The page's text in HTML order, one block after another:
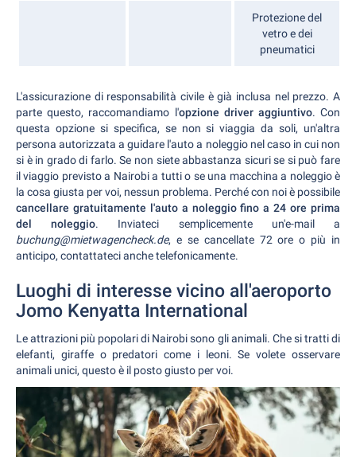
Protezione del
vetro e dei
pneumatici
L'assicurazione di responsabilità civile è già inclusa nel prezzo. A
parte questo, raccomandiamo l'opzione driver aggiuntivo. Con
questa opzione si specifica, se non si viaggia da soli, un'altra
persona autorizzata a guidare l'auto a noleggio nel caso in cui non
si è in grado di farlo. Se non siete abbastanza sicuri se si può fare
il viaggio previsto a Nairobi a tutti o se una macchina a noleggio è
la cosa giusta per voi, nessun problema. Perché con noi è possibile
cancellare gratuitamente l'auto a noleggio fino a 24 ore prima
del noleggio. Inviateci semplicemente un'e-mail a
buchung@mietwagencheck.de, e se cancellate 72 ore o più in
anticipo, contattateci anche telefonicamente.
Luoghi di interesse vicino all'aeroporto
Jomo Kenyatta International
Le attrazioni più popolari di Nairobi sono gli animali. Che si tratti di
elefanti, giraffe o predatori come i leoni. Se volete osservare
animali unici, questo è il posto giusto per voi.